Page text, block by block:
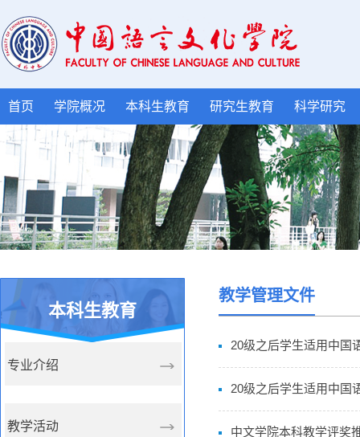
首页 学院概况 本科生教育 研究生教育 科学研究
本科生教育
专业介绍
教学活动
教学管理文件
20级之后学生适用中国
20级之后学生适用中国
中文学院本科教学评奖